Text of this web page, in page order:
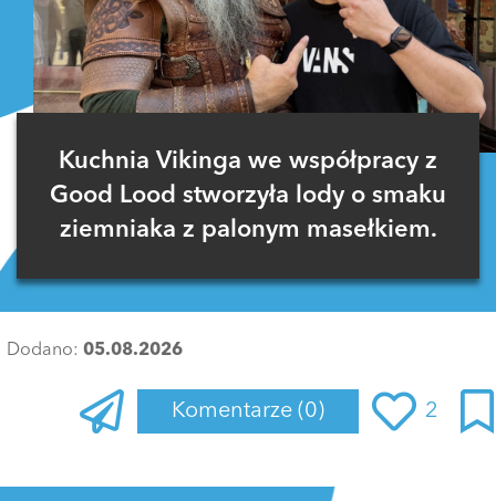
Kuchnia Vikinga we współpracy z
Good Lood stworzyła lody o smaku
ziemniaka z palonym masełkiem.
Dodano: 05.08.2026
Komentarze (0) 2